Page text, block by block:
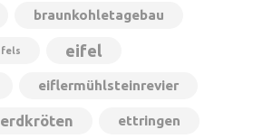
braunkohletagebau
eifel
eiflermühlsteinrevier
erdkröten ettringen